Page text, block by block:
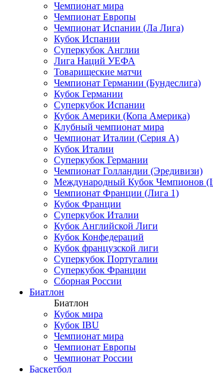
Чемпионат мира
Чемпионат Европы
Чемпионат Испании (Ла Лига)
Кубок Испании
Суперкубок Англии
Лига Наций УЕФА
Товарищеские матчи
Чемпионат Германии (Бундеслига)
Кубок Германии
Суперкубок Испании
Кубок Америки (Копа Америка)
Клубный чемпионат мира
Чемпионат Италии (Серия А)
Кубок Италии
Суперкубок Германии
Чемпионат Голландии (Эредивизи)
Международный Кубок Чемпионов
Чемпионат Франции (Лига 1)
Кубок Франции
Суперкубок Италии
Кубок Английской Лиги
Кубок Конфедераций
Кубок французской лиги
Суперкубок Португалии
Суперкубок Франции
Сборная России
Биатлон
Биатлон
Кубок мира
Кубок IBU
Чемпионат мира
Чемпионат Европы
Чемпионат России
Баскетбол